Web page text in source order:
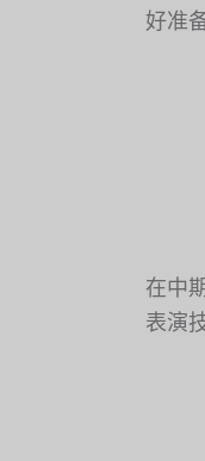
好准
在中
表演